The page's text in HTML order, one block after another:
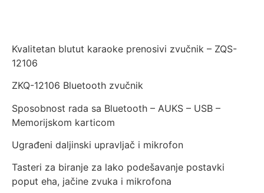
Kvalitetan blutut karaoke prenosivi zvučnik – ZQS-
12106
ZKQ-12106 Bluetooth zvučnik
Sposobnost rada sa Bluetooth – AUKS – USB –
Memorijskom karticom
Ugrađeni daljinski upravljač i mikrofon
Tasteri za biranje za lako podešavanje postavki
poput eha, jačine zvuka i mikrofona